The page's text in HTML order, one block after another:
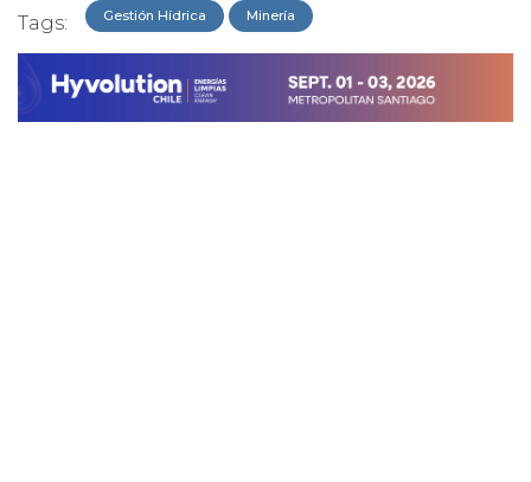
Tags: Gestión Hídrica Minería